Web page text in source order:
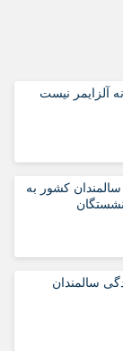
آلزایمر نیست
کشور به
سالمندان